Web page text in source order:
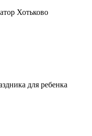
Хотьково
для ребенка